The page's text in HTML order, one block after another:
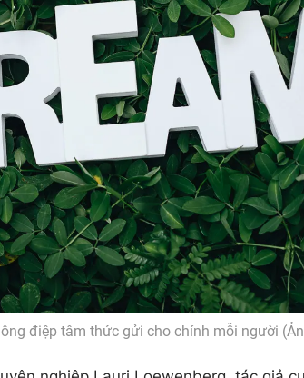
điệp tâm thức gửi cho chính mỗi người